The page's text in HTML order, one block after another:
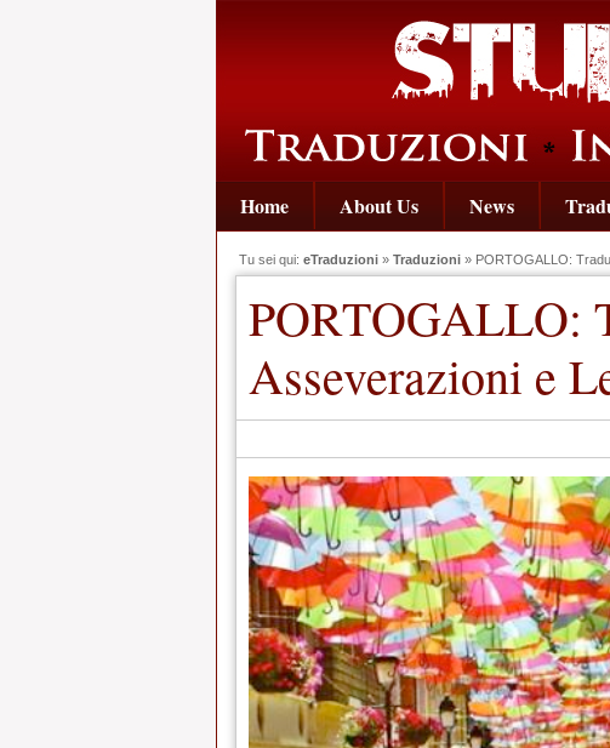
Home About Us News
Tu sei qui: eTraduzioni » Traduzioni » PORTOGALLO:
PORTOGALLO:
Asseverazioni e